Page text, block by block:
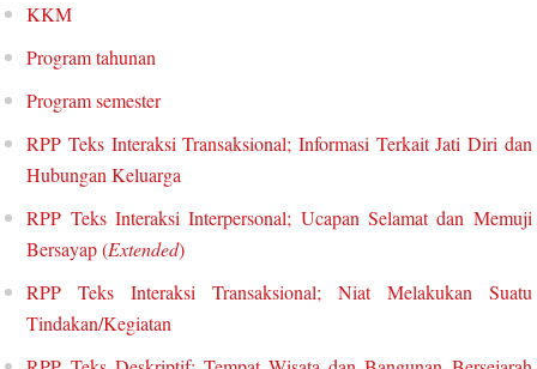
KKM
Program tahunan
Program semester
RPP Teks Interaksi Transaksional; Informasi Terkait Jati Diri dan
Hubungan Keluarga
RPP Teks Interaksi Interpersonal; Ucapan Selamat dan Memuji
Bersayap (Extended)
RPP Teks Interaksi Transaksional; Niat Melakukan Suatu
Tindakan/Kegiatan